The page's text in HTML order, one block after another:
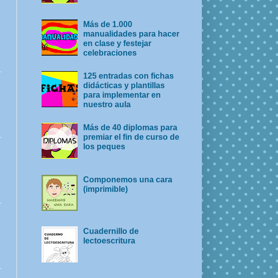
Más de 1.000
manualidades para hacer
en clase y festejar
celebraciones
125 entradas con fichas
didácticas y plantillas
para implementar en
nuestro aula
Más de 40 diplomas para
premiar el fin de curso de
los peques
Componemos una cara
(imprimible)
Cuadernillo de
lectoescritura